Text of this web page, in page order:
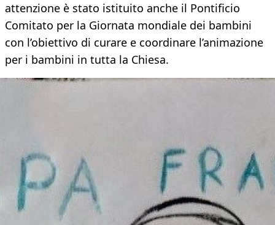
attenzione è stato istituito anche il Pontificio
Comitato per la Giornata mondiale dei bambini
con l’obiettivo di curare e coordinare l’animazione
per i bambini in tutta la Chiesa.